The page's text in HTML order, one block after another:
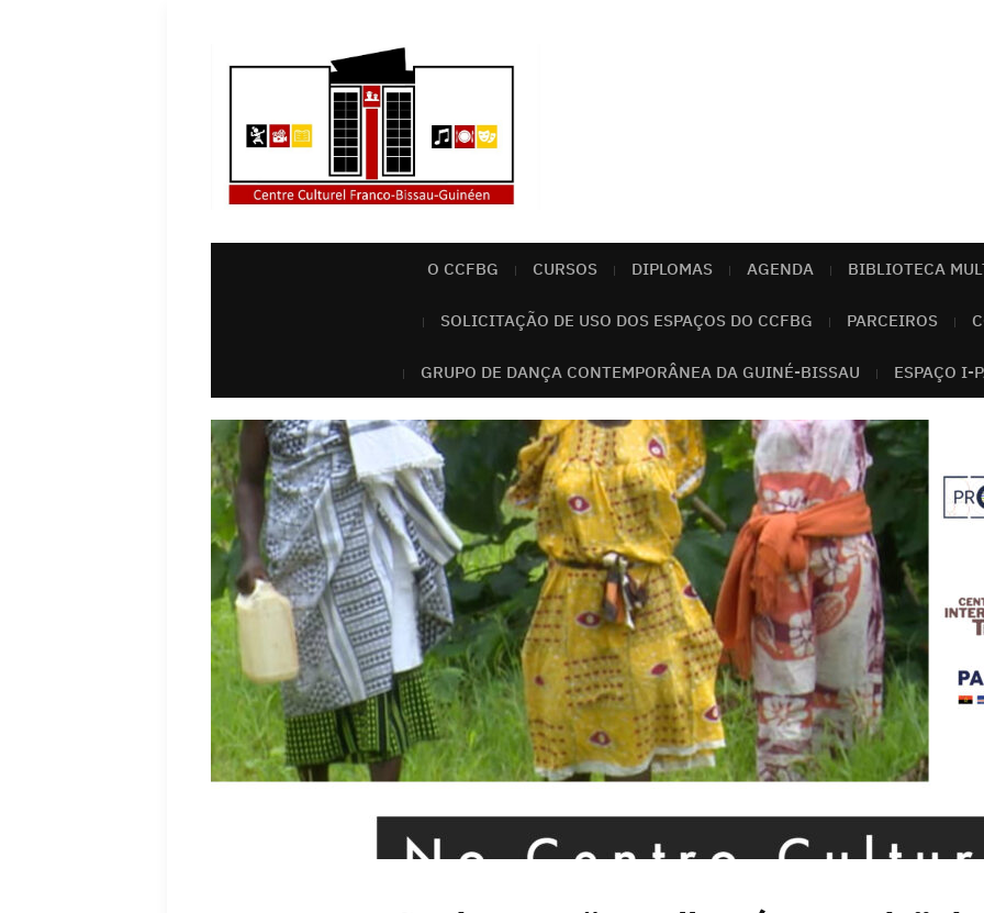
O CCFBG CURSOS DIPLOMAS AGENDA BIBLIOTECA
SOLICITAÇÃO DE USO DOS ESPAÇOS DO CCFBG PARCEIROS
GRUPO DE DANÇA CONTEMPORÂNEA DA GUINÉ-BISSAU ESPAÇO I-